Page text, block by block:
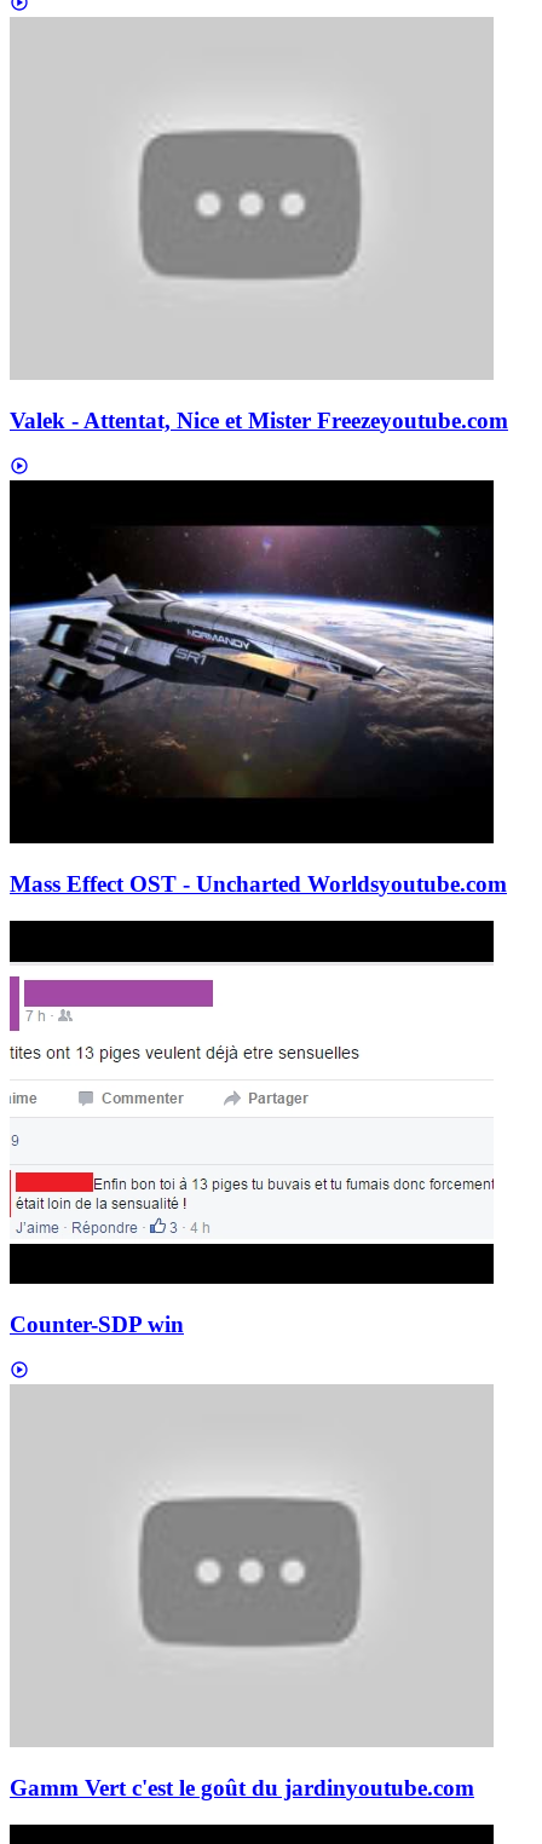
Valek - Attentat, Nice et Mister Freezeyoutube.com
Mass Effect OST - Uncharted Worldsyoutube.com
Counter-SDP win
Gamm Vert c'est le goût du jardinyoutube.com